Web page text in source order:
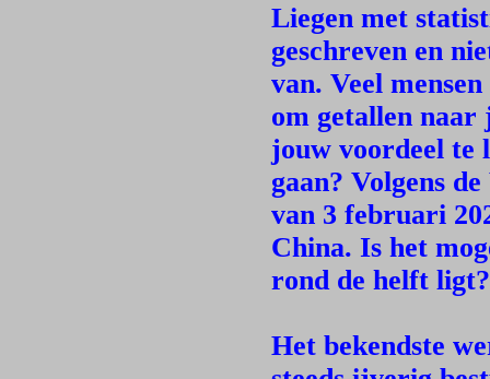
Liegen met
geschreven en
van. Veel
om getallen naar
jouw voordeel te
gaan? Volgens
van 3 februari
China. Is het
rond de helft ligt?
Het bekendste